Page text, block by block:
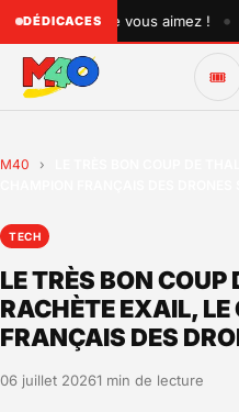
DÉDICACESque vous aimez ! •
🎟️
M40 ›
TECH
LE TRÈS BON COUP
RACHÈTE EXAIL,
FRANÇAIS DES
06 juillet 20261 min de lecture